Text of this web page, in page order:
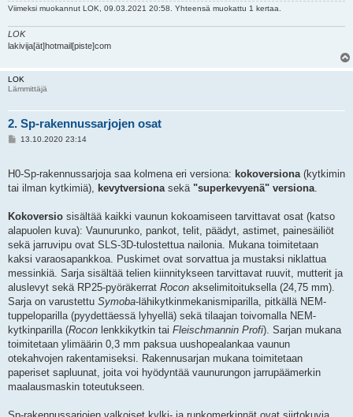
Viimeksi muokannut LOK , 09.03.2021 20:58. Yhteensä muokattu 1 kertaa.
LOK
lakivija[ät]hotmail[piste]com
LOK
Lämmittäjä
2. Sp-rakennussarjojen osat
V
t
i
13.10.2020 23:14
H0-Sp-rakennussarjoja saa kolmena eri versiona: kokoversiona (kytkimin
tai ilman kytkimiä),
kevytversiona sekä "superkevyenä" versiona
Kokoversio sisältää kaikki vaunun kokoamiseen tarvittavat osat (katso
alapuolen kuva): Vaunurunko, pankot, telit, päädyt, astimet, painesäiliöt
sekä jarruvipu ovat SLS-3D-tulostettua nailonia. Mukana toimitetaan
kaksi varaosapankkoa. Puskimet ovat sorvattua ja mustaksi niklattua
messinkiä. Sarja sisältää telien kiinnitykseen tarvittavat ruuvit, mutterit ja
aluslevyt sekä RP25-pyöräkerrat Rocon akselimitoituksella (24,75 mm).
Sarja on varustettu Symoba-lähikytkinmekanismiparilla, pitkällä NEM-
tuppeloparilla (pyydettäessä lyhyellä) sekä tilaajan toivomalla NEM-
kytkinparilla (Rocon lenkkikytkin tai Fleischmannin Profi). Sarjan mukana
toimitetaan ylimäärin 0,3 mm paksua uushopealankaa vaunun
otekahvojen rakentamiseksi. Rakennusarjan mukana toimitetaan
paperiset sapluunat, joita voi hyödyntää vaunurungon jarrupäämerkin
maalausmaskin toteutukseen.